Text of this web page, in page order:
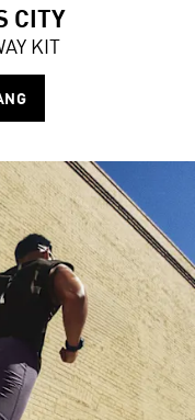
CITY
KIT